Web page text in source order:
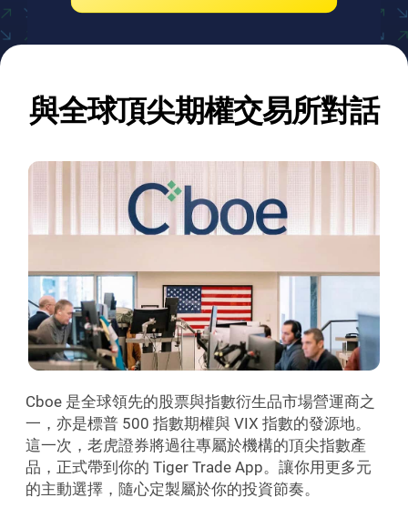
與全球頂尖期權交易所對話
Cboe 是全球領先的股票與指數衍生品市場營運商之
一，亦是標普 500 指數期權與 VIX 指數的發源地。
這一次，老虎證券將過往專屬於機構的頂尖指數產
品，正式帶到你的 Tiger Trade App。讓你用更多元
的主動選擇，隨心定製屬於你的投資節奏。